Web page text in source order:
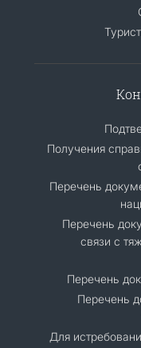
Получения
Перечень
Перечень
связи с
Перечень
Перечень
Для